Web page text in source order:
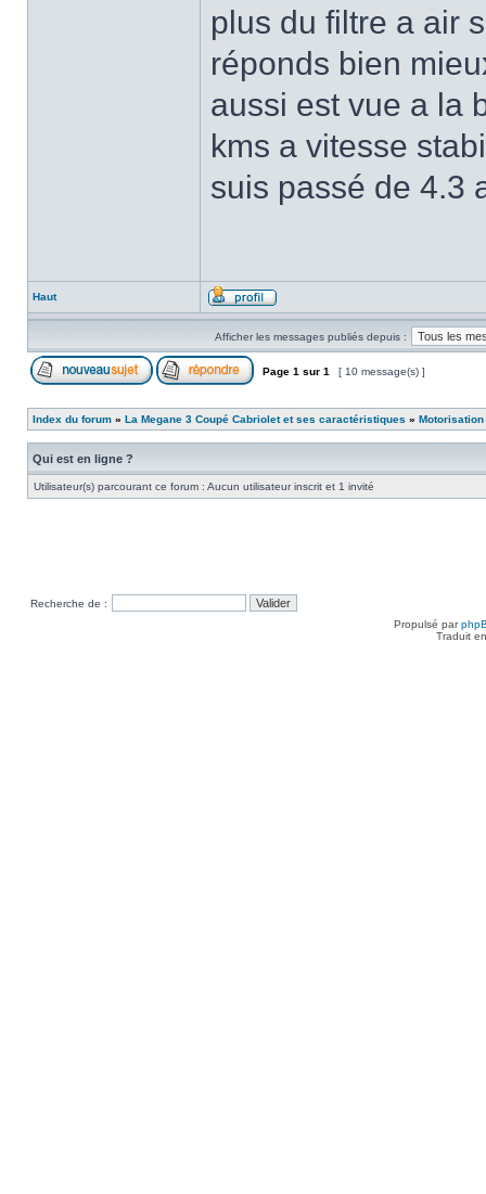
plus du filtre a air
réponds bien
aussi est vue a la
kms a vitesse
suis passé de 4.3
Haut
Afficher les messages publiés depuis :
Page 1 sur 1 [ 10 message(s) ]
Index du forum » La Megane 3 Coupé Cabriolet et ses caractéristiques » Motorisation
Qui est en ligne ?
Utilisateur(s) parcourant ce forum : Aucun utilisateur inscrit et 1 invité
Recherche de :
Propulsé par
Traduit